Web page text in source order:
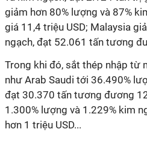
giảm hơn 80% lượng và 87%
giá 11,4 triệu USD; Malaysia
ngạch, đạt 52.061 tấn tương
Trong khi đó, sắt thép nhập
như Arab Saudi tới 36.490%
đạt 30.370 tấn tương đương
1.300% lượng và 1.229% kim
hơn 1 triệu USD...